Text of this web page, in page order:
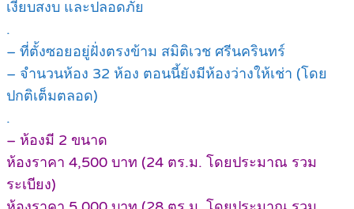
เงียบสงบ และปลอดภัย
.
– ที่ตั้งซอยอยู่ฝั่งตรงข้าม สมิติเวช ศรีนครินทร์
– จำนวนห้อง 32 ห้อง ตอนนี้ยังมีห้องว่างให้เช่า (โดย
ปกติเต็มตลอด)
.
– ห้องมี 2 ขนาด
ห้องราคา 4,500 บาท (24 ตร.ม. โดยประมาณ รวม
ระเบียง)